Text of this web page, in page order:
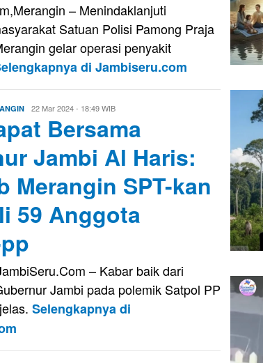
– Menindaklanjuti
Satuan Polisi Pamong Praja
gelar operasi penyakit
di Jambiseru.com
Edo
Guntara
22 Mar 2024 - 18:49 WIB
Bersama
Jambi Al Haris:
Merangin SPT-kan
59 Anggota
– Kabar baik dari
Jambi pada polemik Satpol PP
Selengkapnya di